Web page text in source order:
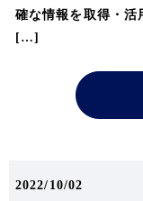
確な情報を取得・活
[…]
2022/10/02